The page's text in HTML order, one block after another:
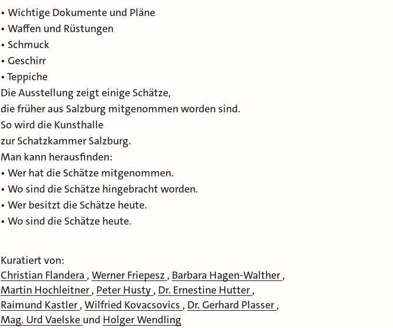
• Wichtige Dokumente und Pläne
• Waffen und Rüstungen
• Schmuck
• Geschirr
• Teppiche
Die Ausstellung zeigt einige Schätze,
die früher aus Salzburg mitgenommen worden sind.
So wird die Kunsthalle
zur Schatzkammer Salzburg.
Man kann herausfinden:
• Wer hat die Schätze mitgenommen.
• Wo sind die Schätze hingebracht worden.
• Wer besitzt die Schätze heute.
• Wo sind die Schätze heute.
Kuratiert von:
Christian Flandera , Werner Friepesz , Barbara Hagen-Walther ,
Martin Hochleitner , Peter Husty , Dr. Ernestine Hutter ,
Raimund Kastler , Wilfried Kovacsovics , Dr. Gerhard Plasser ,
Mag. Urd Vaelske und Holger Wendling